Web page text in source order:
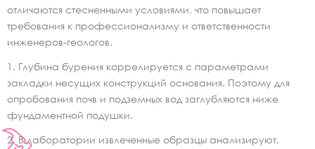
отличаются стесненными условиями, что повышает
требования к профессионализму и ответственности
инженеров-геологов.
1. Глубина бурения коррелируется с параметрами
закладки несущих конструкций основания. Поэтому для
опробования почв и подземных вод заглубляются ниже
фундаментной подушки.
2. В лаборатории извлеченные образцы анализируют,